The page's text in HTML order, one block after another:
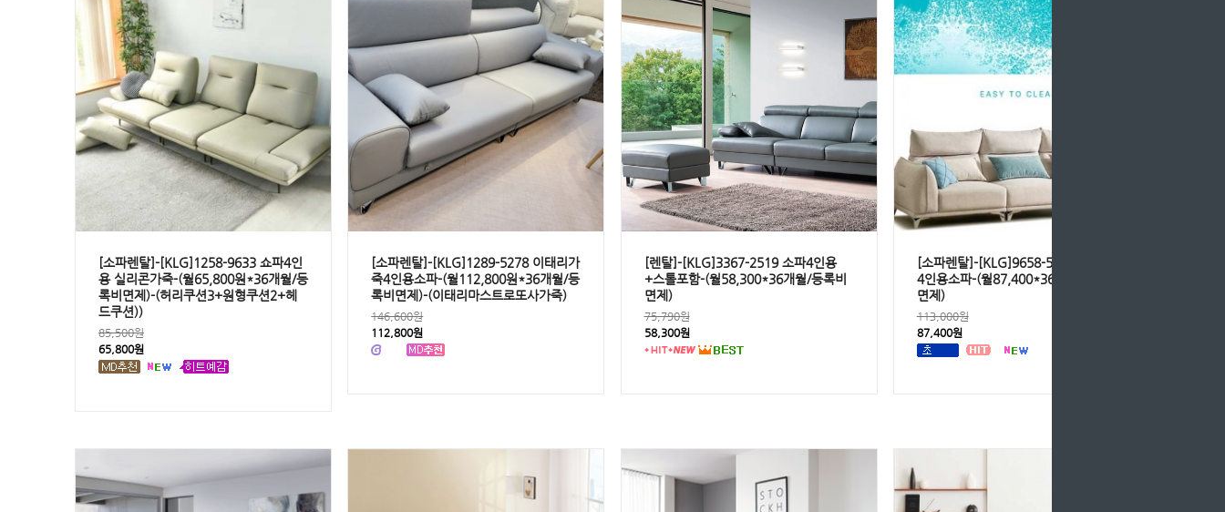
[소파렌탈]-[KLG]1258-9633 쇼파4인
용 실리콘가죽-(월65,800원*36개월/등
록비면제)-(허리쿠션3+원형쿠션2+헤
드쿠션))
85,500원
65,800원
[소파렌탈]-[KLG]1289-5278 이태리가
죽4인용소파-(월112,800원*36개월/등
록비면제)-(이태리마스트로또사가죽)
146,600원
112,800원
[렌탈]-[KLG]3367-2519 소파4인용
+스톨포함-(월58,300*36개월/등록비
면제)
75,790원
58,300원
[소파렌탈]-[KLG]9658-5269 조아원단
4인용소파-(월87,400*36개월/등록비
면제)
113,000원
87,400원